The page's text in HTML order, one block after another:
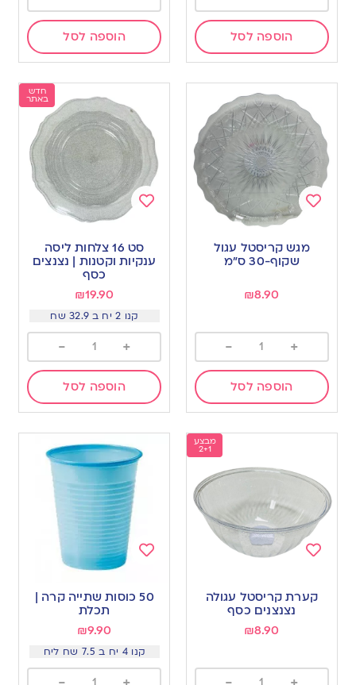
הוספה לסל הוספה לסל
wishlist
מגש קריסטל עגול
שקוף-30 ס”מ
₪8.90
+
-
הוספה לסל
חדש
באתר
wishlist
סט 16 צלחות ליסה
ענקיות וקטנות | נצנצים
כסף
₪19.90
קנו 2 יח ב 32.9 שח
+
-
הוספה לסל
מבצע
2+1
to
wishlist
קערת קריסטל עגולה
נצנצנים כסף
₪8.90
to
50 כוסות שתייה קרה |
תכלת
₪9.90
קנו 4 יח ב 7.5 שח ליח